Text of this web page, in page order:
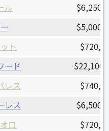
ル
ト
ード
レス
レス
ロ